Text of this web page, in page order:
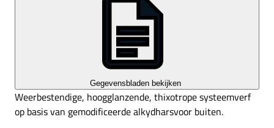
Gegevensbladen bekijken
Weerbestendige, hoogglanzende, thixotrope systeemverf
op basis van gemodificeerde alkydharsvoor buiten.